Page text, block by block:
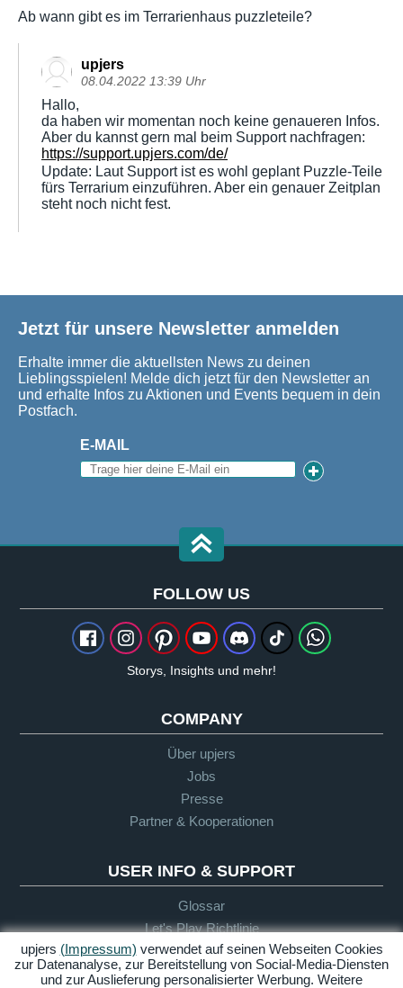
Ab wann gibt es im Terrarienhaus puzzleteile?
upjers
08.04.2022 13:39 Uhr
Hallo,
da haben wir momentan noch keine genaueren Infos.
Aber du kannst gern mal beim Support nachfragen:
https://support.upjers.com/de/
Update: Laut Support ist es wohl geplant Puzzle-Teile
fürs Terrarium einzuführen. Aber ein genauer Zeitplan
steht noch nicht fest.
Jetzt für unsere Newsletter anmelden
Erhalte immer die aktuellsten News zu deinen
Lieblingsspielen! Melde dich jetzt für den Newsletter an
und erhalte Infos zu Aktionen und Events bequem in dein
Postfach.
E-MAIL
FOLLOW US
Storys, Insights und mehr!
COMPANY
Über upjers
Jobs
Presse
Partner & Kooperationen
USER INFO & SUPPORT
Glossar
Let's Play Richtlinie
Infos für Eltern
Support
upjers (Impressum) verwendet auf seinen Webseiten Cookies
zur Datenanalyse, zur Bereitstellung von Social-Media-Diensten
und zur Auslieferung personalisierter Werbung. Weitere